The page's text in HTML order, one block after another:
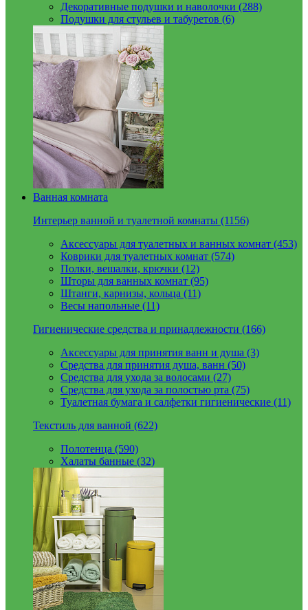
Декоративные подушки и наволочки (288)
Подушки для стульев и табуретов (6)
Ванная комната
Интерьер ванной и туалетной комнаты (1156)
Аксессуары для туалетных и ванных комнат (453)
Коврики для туалетных комнат (574)
Полки, вешалки, крючки (12)
Шторы для ванных комнат (95)
Штанги, карнизы, кольца (11)
Весы напольные (11)
Гигиенические средства и принадлежности (166)
Аксессуары для принятия ванн и душа (3)
Средства для принятия душа, ванн (50)
Средства для ухода за волосами (27)
Средства для ухода за полостью рта (75)
Туалетная бумага и салфетки гигиенические (11)
Текстиль для ванной (622)
Полотенца (590)
Халаты банные (32)